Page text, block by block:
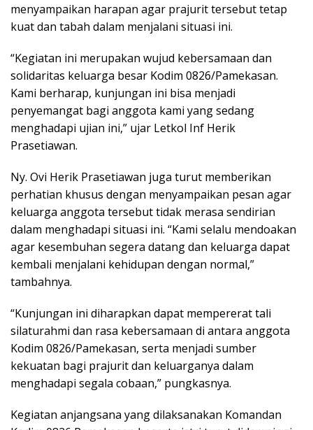
menyampaikan harapan agar prajurit tersebut tetap
kuat dan tabah dalam menjalani situasi ini.
“Kegiatan ini merupakan wujud kebersamaan dan
solidaritas keluarga besar Kodim 0826/Pamekasan.
Kami berharap, kunjungan ini bisa menjadi
penyemangat bagi anggota kami yang sedang
menghadapi ujian ini,” ujar Letkol Inf Herik
Prasetiawan.
Ny. Ovi Herik Prasetiawan juga turut memberikan
perhatian khusus dengan menyampaikan pesan agar
keluarga anggota tersebut tidak merasa sendirian
dalam menghadapi situasi ini. “Kami selalu mendoakan
agar kesembuhan segera datang dan keluarga dapat
kembali menjalani kehidupan dengan normal,”
tambahnya.
“Kunjungan ini diharapkan dapat mempererat tali
silaturahmi dan rasa kebersamaan di antara anggota
Kodim 0826/Pamekasan, serta menjadi sumber
kekuatan bagi prajurit dan keluarganya dalam
menghadapi segala cobaan,” pungkasnya.
Kegiatan anjangsana yang dilaksanakan Komandan